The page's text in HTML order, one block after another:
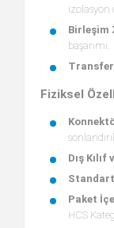
izolasyon
Birleşim
başarımı.
Transfer
Fiziksel
Dış
Standart
Paket
HCS